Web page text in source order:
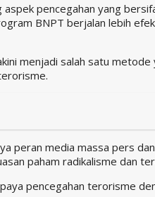
pencegahan yang
BNPT berjalan lebih
menjadi salah satu
peran media massa pers
paham radikalisme dan
pencegahan terorisme